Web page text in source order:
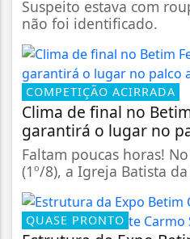
Suspeito estava com
não foi identificado.
COMPETIÇÃO ACIRRADA
Clima de final no
garantirá o lugar no
Faltam poucas horas!
(1º/8), a Igreja Batista
QUASE PRONTO